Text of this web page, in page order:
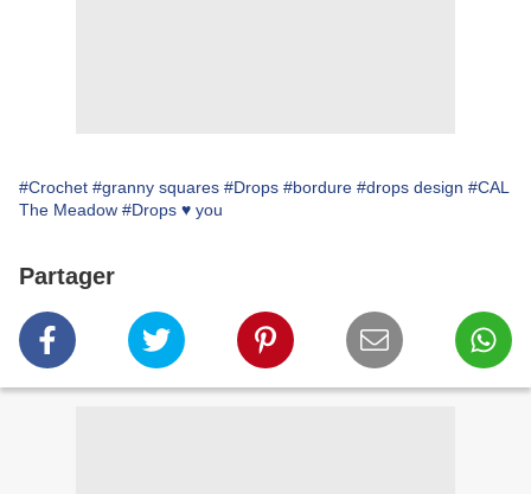
#Crochet #granny squares #Drops #bordure #drops design #CAL
The Meadow #Drops ♥ you
Partager